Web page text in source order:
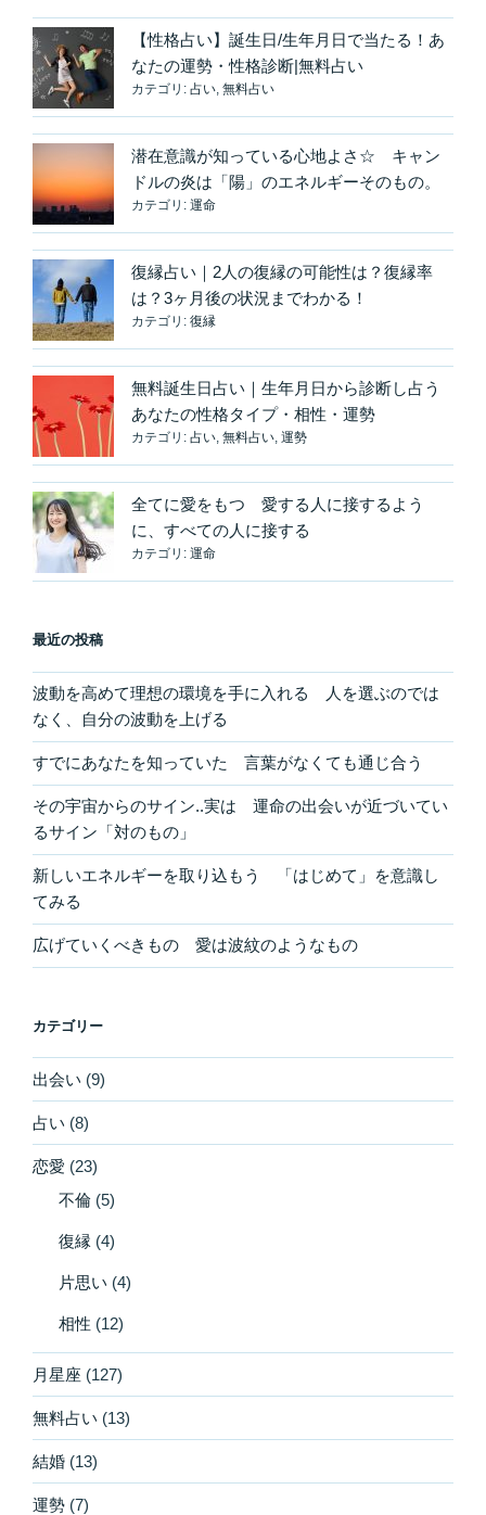
【性格占い】誕生日/生年月日で当たる！あ
なたの運勢・性格診断|無料占い
カテゴリ: 占い 無料占い
潜在意識が知っている心地よさ☆ キャン
ドルの炎は「陽」のエネルギーそのもの。
カテゴリ: 運命
復縁占い｜2人の復縁の可能性は？復縁率
は？3ヶ月後の状況までわかる！
カテゴリ: 復縁
無料誕生日占い｜生年月日から診断し占う
あなたの性格タイプ・相性・運勢
カテゴリ: 占い 無料占い 運勢
全てに愛をもつ 愛する人に接するよう
に、すべての人に接する
カテゴリ: 運命
最近の投稿
波動を高めて理想の環境を手に入れる 人を選ぶのでは
なく、自分の波動を上げる
すでにあなたを知っていた 言葉がなくても通じ合う
その宇宙からのサイン..実は 運命の出会いが近づいてい
るサイン「対のもの」
新しいエネルギーを取り込もう 「はじめて」を意識し
てみる
広げていくべきもの 愛は波紋のようなもの
カテゴリー
出会い (9)
占い (8)
恋愛 (23)
不倫 (5)
復縁 (4)
片思い (4)
相性 (12)
月星座 (127)
無料占い (13)
結婚 (13)
運勢 (7)